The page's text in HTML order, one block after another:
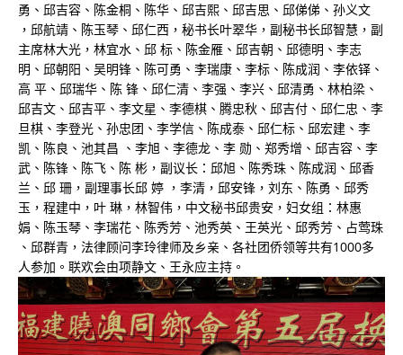
勇、邱吉容、陈金桐、陈华、邱吉熙、邱吉思、邱俤俤、孙义文
，邱航靖、陈玉琴、邱仁西，秘书长叶翠华，副秘书长邱智慧，副
主席林大光，林宜水、邱 标、陈金雁、邱吉朝、邱德明、李志
明、邱朝阳、吴明锋、陈可勇、李瑞康、李标、陈成润、李依铎、
高 平、邱瑞华、陈 锋、邱仁清、李强、李兴、邱清勇、林柏梁、
邱吉文、邱吉平、李文星、李德棋、腾忠秋、邱吉付、邱仁忠、李
旦棋、李登光、孙忠团、李学信、陈成泰、邱仁标、邱宏建、李
凯、陈良、池其昌 、李旭、李德龙、李 勋、郑秀增、邱吉容、李
武、陈锋、陈飞、陈 彬，副议长：邱旭、陈秀珠、陈成润、邱香
兰、邱 珊，副理事长邱 婷 ，李清，邱安锋，刘东、陈勇、邱秀
玉，程建中，叶 琳，林智伟，中文秘书邱贵安，妇女组：林惠
娟、陈玉琴、李瑞花、陈秀芳、池秀英、王英光、邱秀芳、占莺珠
、邱群青，法律顾问李玲律师及乡亲、各社团侨领等共有1000多
人参加。联欢会由项静文、王永应主持。